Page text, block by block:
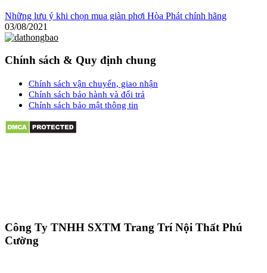
Những lưu ý khi chọn mua giàn phơi Hòa Phát chính hãng
03/08/2021
Chính sách & Quy định chung
Chính sách vận chuyển, giao nhận
Chính sách bảo hành và đổi trả
Chính sách bảo mật thông tin
Công Ty TNHH SXTM Trang Trí Nội Thất Phú
Cường